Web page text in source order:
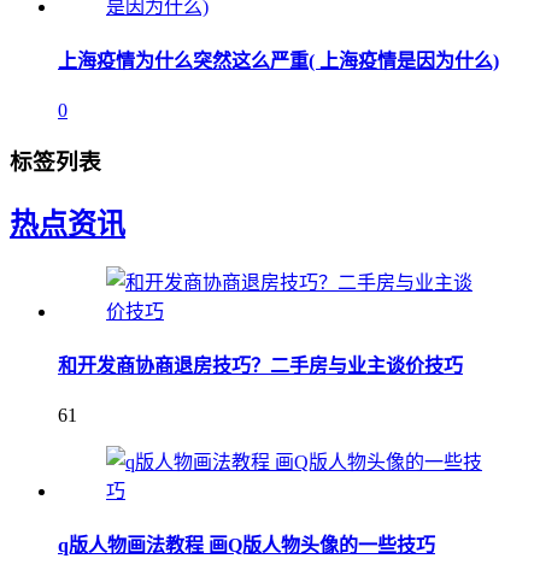
上海疫情为什么突然这么严重( 上海疫情是因为什么)
0
标签列表
热点资讯
和开发商协商退房技巧？二手房与业主谈价技巧
61
q版人物画法教程 画Q版人物头像的一些技巧